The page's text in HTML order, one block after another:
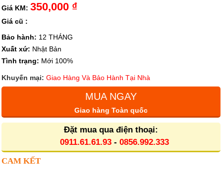
Giá KM: 350,000 ₫
Giá cũ :
Bảo hành: 12 THÁNG
Xuất xứ: Nhật Bản
Tình trạng: Mới 100%
Khuyến mại: Giao Hàng Và Bảo Hành Tại Nhà
MUA NGAY
Giao hàng Toàn quốc
Đặt mua qua điện thoại:
0911.61.61.93- 0856.992.333
CAM KẾT